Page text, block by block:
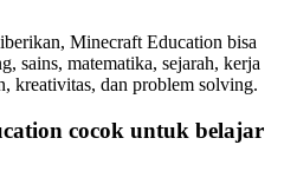
Minecraft Education bisa
sains, matematika, sejarah, kerja
kreativitas, dan problem solving.
cocok untuk belajar